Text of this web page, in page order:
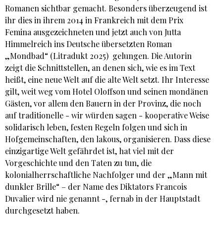
Romanen sichtbar gemacht. Besonders überzeugend ist
ihr dies in ihrem 2014 in Frankreich mit dem Prix
Femina ausgezeichneten und jetzt auch von Jutta
Himmelreich ins Deutsche übersetzten Roman
„Mondbad“ (Litradukt 2025) gelungen. Die Autorin
zeigt die Schnittstellen, an denen sich, wie es im Text
heißt, eine neue Welt auf die alte Welt setzt. Ihr Interesse
gilt, weit weg vom Hotel Oloffson und seinen mondänen
Gästen, vor allem den Bauern in der Provinz, die noch
auf traditionelle - wir würden sagen - kooperative Weise
solidarisch leben, festen Regeln folgen und sich in
Hofgemeinschaften, den lakous, organisieren. Dass diese
einzigartige Welt gefährdet ist, hat viel mit der
Vorgeschichte und den Taten zu tun, die
kolonialherrschaftliche Nachfolger und der „Mann mit
dunkler Brille“ – der Name des Diktators Francois
Duvalier wird nie genannt -, fernab in der Hauptstadt
durchgesetzt haben.